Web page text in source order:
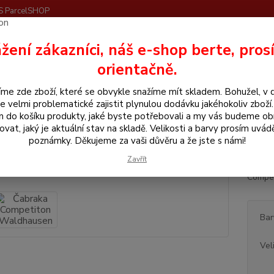
ParcelSHOP
Hledat
pro koně Masky, čabraky, náhubky Čabraka Competiton
Competiton Waldhausen
zákazníci, náš e-shop berte,
orientačně.
zde zboží, které se obvykle snažíme mít skladem. Bohužel, v
velmi problematické zajistit plynulou dodávku jakéhokoliv
do košíku produkty, jaké byste potřebovali a my vás budeme
jaký je aktuální stav na skladě. Velikosti a barvy prosím
poznámky. Děkujeme za vaši důvěru a že jste s námi!
Zavřít